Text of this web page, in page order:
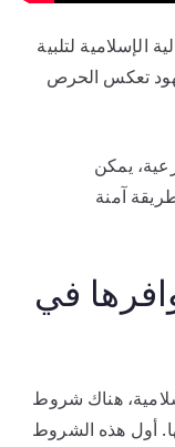
لتلبية
تعكس الحرص
يمكن
آمنة
في
هناك شروط
أول هذه الشروط